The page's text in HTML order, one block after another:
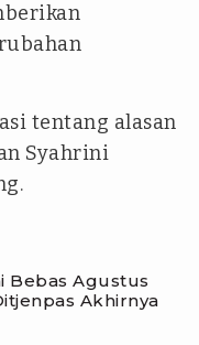
tentang alasan
Syahrini
Bebas Agustus
Akhirnya